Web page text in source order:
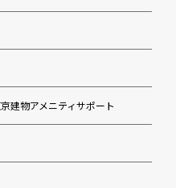
建物アメニティサポート